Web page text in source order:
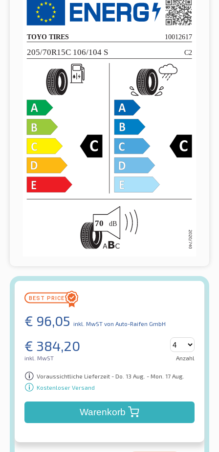
€ 96,05 inkl. MwST von Auto-Raifen GmbH
€ 384,20
inkl. MwST Anzahl
Voraussichtliche Lieferzeit - Do. 13 Aug. - Mon. 17 Aug.
Kostenloser Versand
Warenkorb